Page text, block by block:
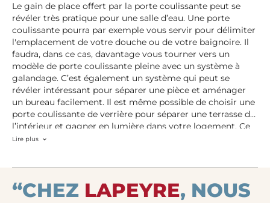
Le gain de place offert par la porte coulissante peut se
révéler très pratique pour une salle d’eau. Une porte
coulissante pourra par exemple vous servir pour délimiter
l'emplacement de votre douche ou de votre baignoire. Il
faudra, dans ce cas, davantage vous tourner vers un
modèle de porte coulissante pleine avec un système à
galandage. C’est également un système qui peut se
révéler intéressant pour séparer une pièce et aménager
un bureau facilement. Il est même possible de choisir une
porte coulissante de verrière pour séparer une terrasse de
l’intérieur et gagner en lumière dans votre logement. Ce
système servira donc autant aux petites pièces qu’aux
Lire plus
“CHEZ LAPEYRE, NOUS